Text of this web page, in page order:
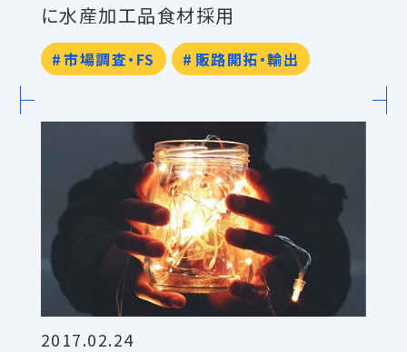
に水産加工品食材採用
市場調査・FS 販路開拓・輸出
2017.02.24